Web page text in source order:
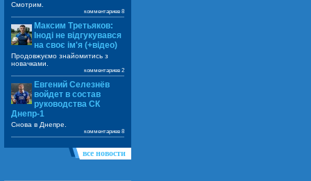
Смотрим.
комментариев 8
Максим Третьяков:
Іноді не відгукувався
на своє ім'я (+відео)
Продовжуємо знайомитись з
новачками.
комментариев 2
Евгений Селезнёв
войдет в состав
руководства СК
Днепр-1
Снова в Днепре.
комментариев 8
все новости